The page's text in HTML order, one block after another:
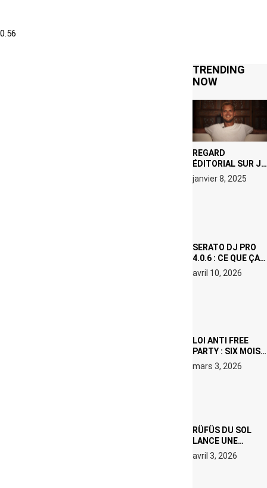
TRENDING
NOW
REGARD
ÉDITORIAL SUR JE
M’APPELLE TIM
(NETFLIX) : AVICII,
janvier 8, 2025
SERATO DJ PRO
4.0.6 : CE QUE ÇA
CHANGE, MÊME SI
VOUS N’ÊTES NI
avril 10, 2026
LOI ANTI FREE
PARTY : SIX MOIS
DE PRISON ET 5
000 € D’AMENDE
mars 3, 2026
RÜFÜS DU SOL
LANCE UNE
RÉSIDENCE DJ
SET DE QUATRE
avril 3, 2026